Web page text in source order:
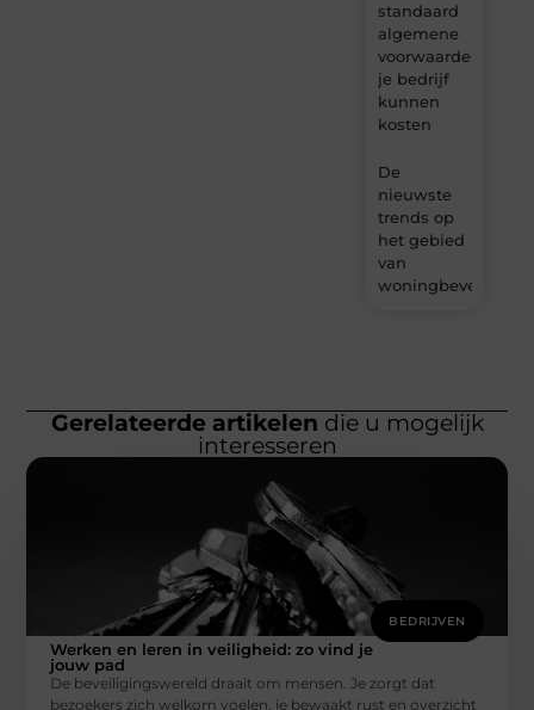
standaard
algemene
voorwaarden
je bedrijf
kunnen
kosten
De
nieuwste
trends op
het gebied
van
woningbeveiliging
Gerelateerde artikelen die u mogelijk
interesseren
BEDRIJVEN
Werken en leren in veiligheid: zo vind je
jouw pad
De beveiligingswereld draait om mensen. Je zorgt dat
bezoekers zich welkom voelen, je bewaakt rust en overzicht